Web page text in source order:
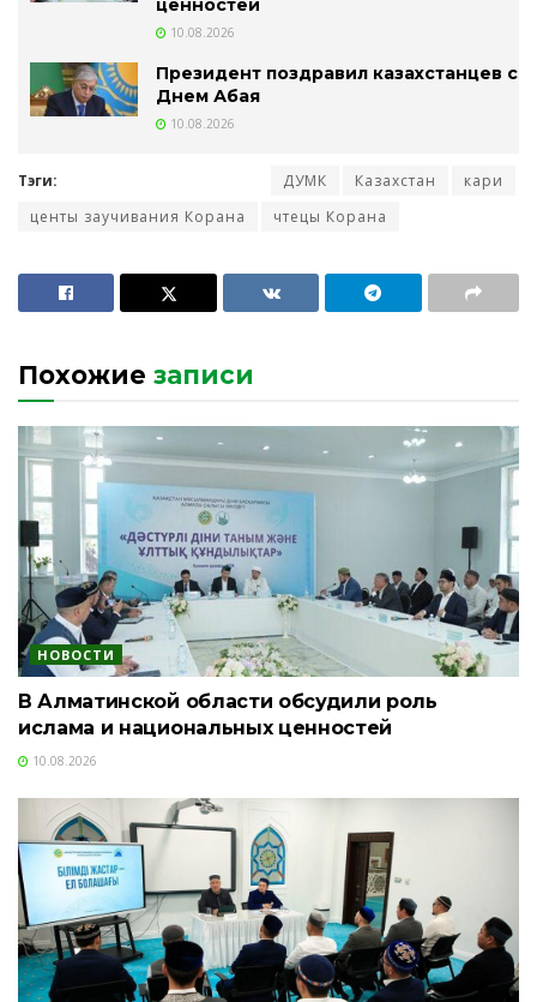
ценностей
10.08.2026
Президент поздравил казахстанцев с
Днем Абая
10.08.2026
Тэги: ДУМК Казахстан
кари
центы заучивания Корана
чтецы Корана
Похожие записи
НОВОСТИ
В Алматинской области обсудили роль
ислама и национальных ценностей
10.08.2026